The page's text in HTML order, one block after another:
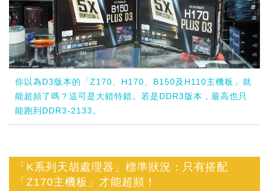
你以為D3版本的「Z170、H170、B150及H110主機板」就
能超頻了嗎？這可是大錯特錯。若是DDR3版本，最高也只
能跑到DDR3-2133。
「K系列天胡處理器」標準狀況：只有搭配
「Z170主機板」才能超頻！